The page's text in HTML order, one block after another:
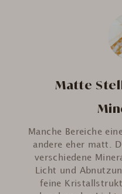
Matte
Manche Bereiche
andere eher matt.
verschiedene
Licht und
feine